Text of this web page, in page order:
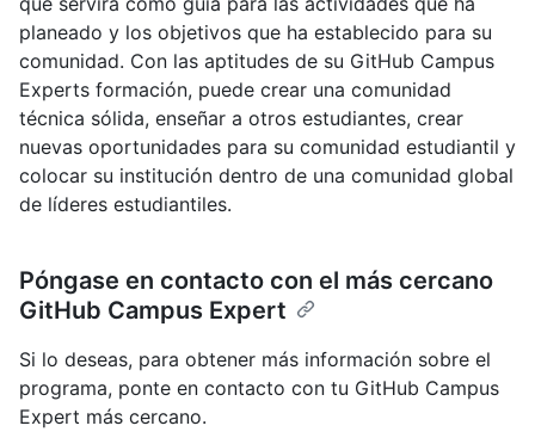
planeado y los objetivos que ha establecido para su
comunidad. Con las aptitudes de su GitHub Campus
Experts formación, puede crear una comunidad
técnica sólida, enseñar a otros estudiantes, crear
nuevas oportunidades para su comunidad estudiantil y
colocar su institución dentro de una comunidad global
de líderes estudiantiles.
Póngase en contacto con el más cercano
GitHub Campus Expert
Si lo deseas, para obtener más información sobre el
programa, ponte en contacto con tu GitHub Campus
Expert más cercano.